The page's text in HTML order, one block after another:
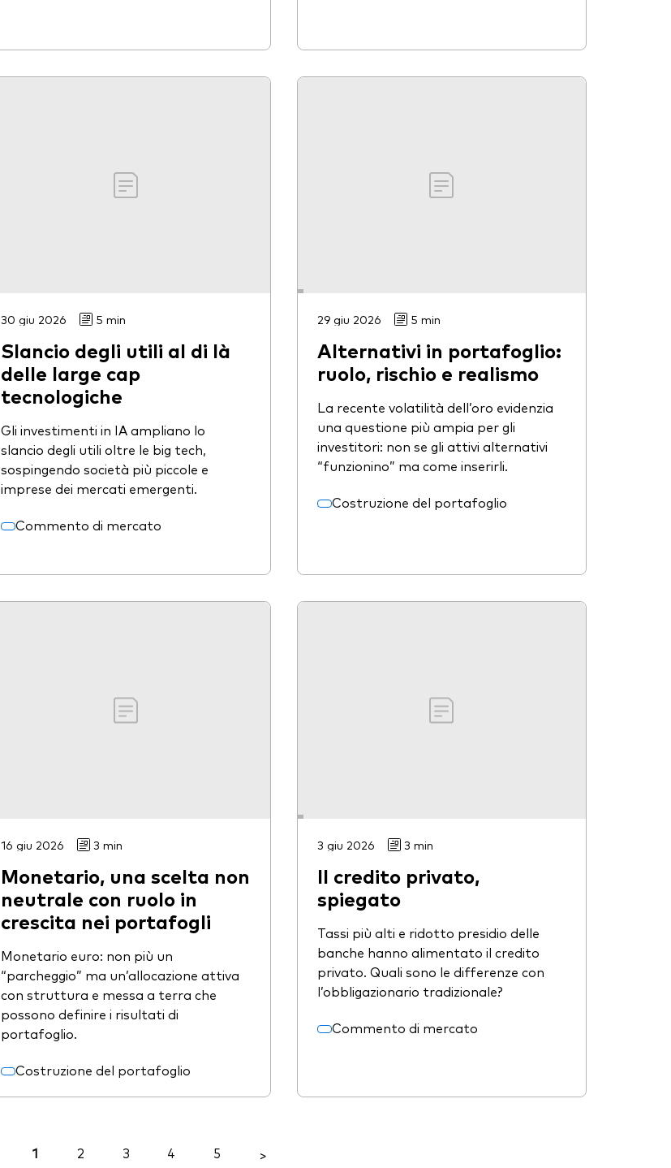
30 giu 2026 5 min
Slancio degli utili al di là
delle large cap
tecnologiche
Gli investimenti in IA ampliano lo
slancio degli utili oltre le big tech,
sospingendo società più piccole e
imprese dei mercati emergenti.
Commento di mercato
29 giu 2026 5 min
Alternativi in portafoglio:
ruolo, rischio e realismo
La recente volatilità dell’oro evidenzia
una questione più ampia per gli
investitori: non se gli attivi alternativi
“funzionino” ma come inserirli.
Costruzione del portafoglio
16 giu 2026 3 min
Monetario, una scelta non
neutrale con ruolo in
crescita nei portafogli
Monetario euro: non più un
“parcheggio” ma un’allocazione attiva
con struttura e messa a terra che
possono definire i risultati di
portafoglio.
Costruzione del portafoglio
3 giu 2026 3 min
Il credito privato,
spiegato
Tassi più alti e ridotto presidio delle
banche hanno alimentato il credito
privato. Quali sono le differenze con
l’obbligazionario tradizionale?
Commento di mercato
1 2 3 4 5 >